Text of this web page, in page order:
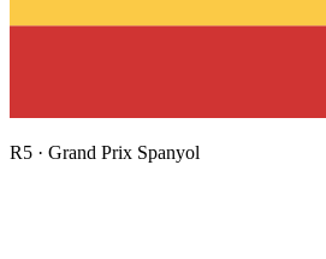
R5 · Grand Prix Spanyol